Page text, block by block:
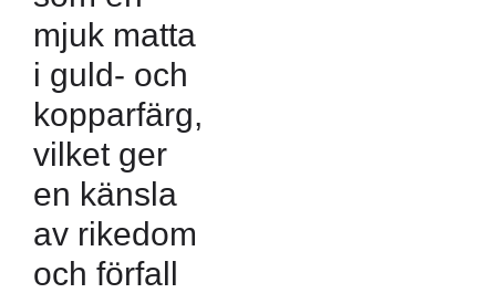
mjuk matta
i guld- och
kopparfärg,
vilket ger
en känsla
av rikedom
och förfall